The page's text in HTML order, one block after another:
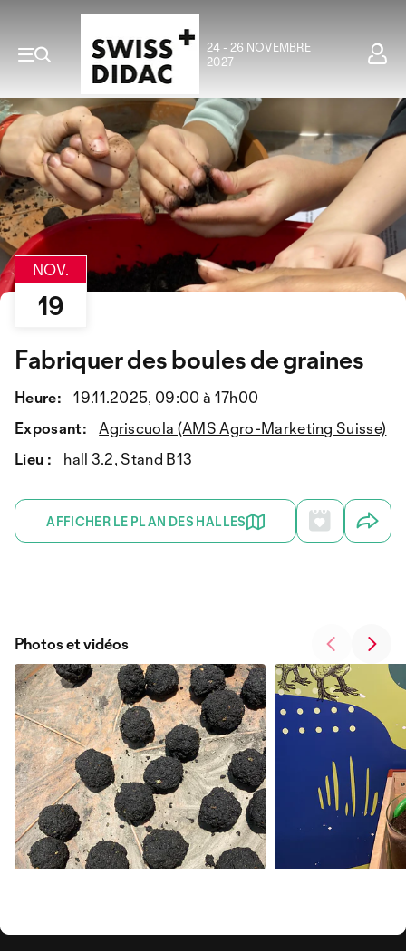
24 - 26 NOVEMBRE
2027
NOV.
19
Fabriquer des boules de graines
Heure:
19.11.2025, 09:00 à 17h00
Exposant:
Agriscuola (AMS Agro-Marketing Suisse)
Lieu :
hall 3.2, Stand B13
AFFICHER LE PLAN DES HALLES
Photos et vidéos